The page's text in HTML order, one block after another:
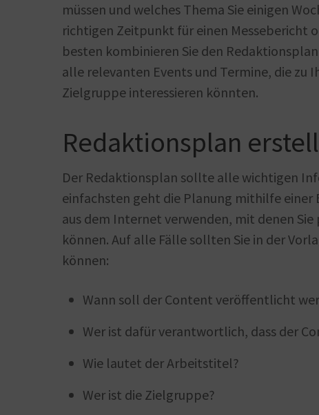
müssen und welches Thema Sie einigen
richtigen Zeitpunkt für einen Messebericht
besten kombinieren Sie den
alle relevanten Events und Termine, die zu
Zielgruppe interessieren könnten.
Redaktionsplan
Der Redaktionsplan sollte alle wichtigen
einfachsten geht die Planung mithilfe einer
aus dem Internet verwenden, mit denen
können. Auf alle Fälle sollten Sie in der
können:
Wann soll der Content veröffentlicht
Wer ist dafür verantwortlich, dass der
Wie lautet der Arbeitstitel?
Wer ist die Zielgruppe?